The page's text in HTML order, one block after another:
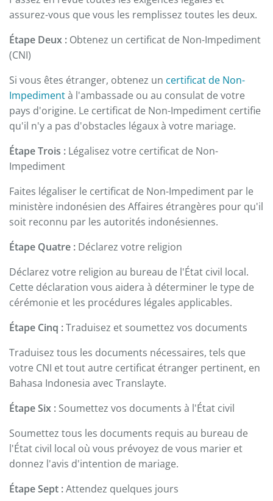
assurez-vous que vous les remplissez toutes les deux.
Étape Deux : Obtenez un certificat de Non-Impediment
(CNI)
Si vous êtes étranger, obtenez un certificat de Non-
Impedimentà l'ambassade ou au consulat de votre
pays d'origine. Le certificat de Non-Impediment certifie
qu'il n'y a pas d'obstacles légaux à votre mariage.
Étape Trois : Légalisez votre certificat de Non-
Impediment
Faites légaliser le certificat de Non-Impediment par le
ministère indonésien des Affaires étrangères pour qu'il
soit reconnu par les autorités indonésiennes.
Étape Quatre : Déclarez votre religion
Déclarez votre religion au bureau de l'État civil local.
Cette déclaration vous aidera à déterminer le type de
cérémonie et les procédures légales applicables.
Étape Cinq :Traduisez et soumettez vos documents
Traduisez tous les documents nécessaires, tels que
votre CNI et tout autre certificat étranger pertinent, en
Bahasa Indonesia avec Translayte.
Étape Six : Soumettez vos documents à l'État civil
Soumettez tous les documents requis au bureau de
l'État civil local où vous prévoyez de vous marier et
donnez l'avis d'intention de mariage.
Étape Sept :Attendez quelques jours